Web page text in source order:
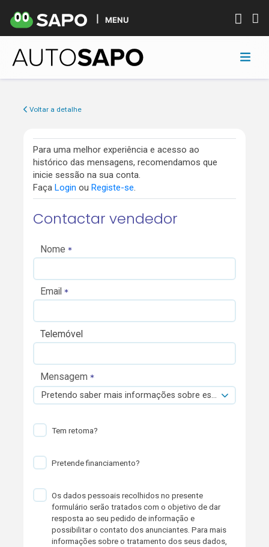
MENU
Voltar a detalhe
Para uma melhor experiência e acesso ao
histórico das mensagens, recomendamos que
inicie sessão na sua conta.
Faça Login ou Registe-se.
Contactar vendedor
Nome
Email
Telemóvel
Mensagem
Pretendo saber mais informações sobre esta viatura.
Tem retoma?
Pretende financiamento?
Os dados pessoais recolhidos no presente
formulário serão tratados com o objetivo de dar
resposta ao seu pedido de informação e
possibilitar o contato dos anunciantes. Para mais
informações sobre o tratamento dos seus dados,